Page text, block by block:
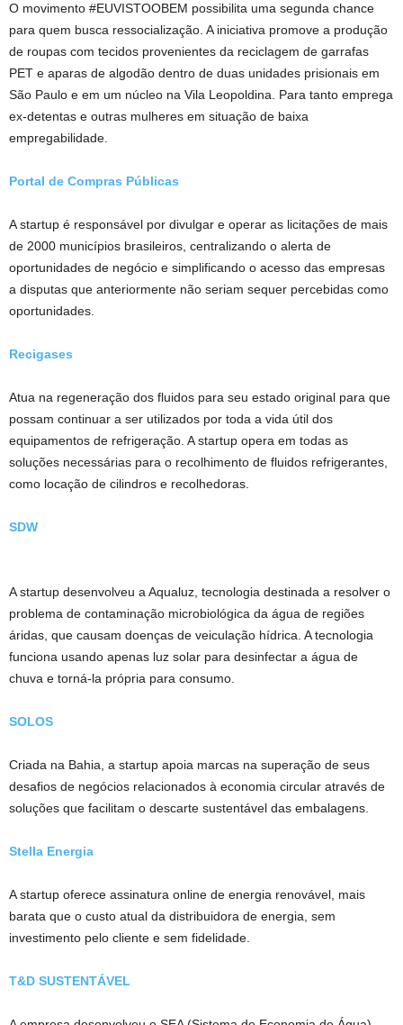
O movimento #EUVISTOOBEM possibilita uma segunda chance
para quem busca ressocialização. A iniciativa promove a produção
de roupas com tecidos provenientes da reciclagem de garrafas
PET e aparas de algodão dentro de duas unidades prisionais em
São Paulo e em um núcleo na Vila Leopoldina. Para tanto emprega
ex-detentas e outras mulheres em situação de baixa
empregabilidade.
Portal de Compras Públicas
A startup é responsável por divulgar e operar as licitações de mais
de 2000 municípios brasileiros, centralizando o alerta de
oportunidades de negócio e simplificando o acesso das empresas
a disputas que anteriormente não seriam sequer percebidas como
oportunidades.
Recigases
Atua na regeneração dos fluidos para seu estado original para que
possam continuar a ser utilizados por toda a vida útil dos
equipamentos de refrigeração. A startup opera em todas as
soluções necessárias para o recolhimento de fluidos refrigerantes,
como locação de cilindros e recolhedoras.
SDW
A startup desenvolveu a Aqualuz, tecnologia destinada a resolver o
problema de contaminação microbiológica da água de regiões
áridas, que causam doenças de veiculação hídrica. A tecnologia
funciona usando apenas luz solar para desinfectar a água de
chuva e torná-la própria para consumo.
SOLOS
Criada na Bahia, a startup apoia marcas na superação de seus
desafios de negócios relacionados à economia circular através de
soluções que facilitam o descarte sustentável das embalagens.
Stella Energia
A startup oferece assinatura online de energia renovável, mais
barata que o custo atual da distribuidora de energia, sem
investimento pelo cliente e sem fidelidade.
T&D SUSTENTÁVEL